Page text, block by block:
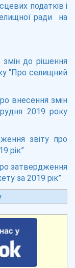
податків і
ради на
змін до рішення
“Про селищний
внесення змін
2019 року
звіту про
рік”
затвердження
за 2019 рік”